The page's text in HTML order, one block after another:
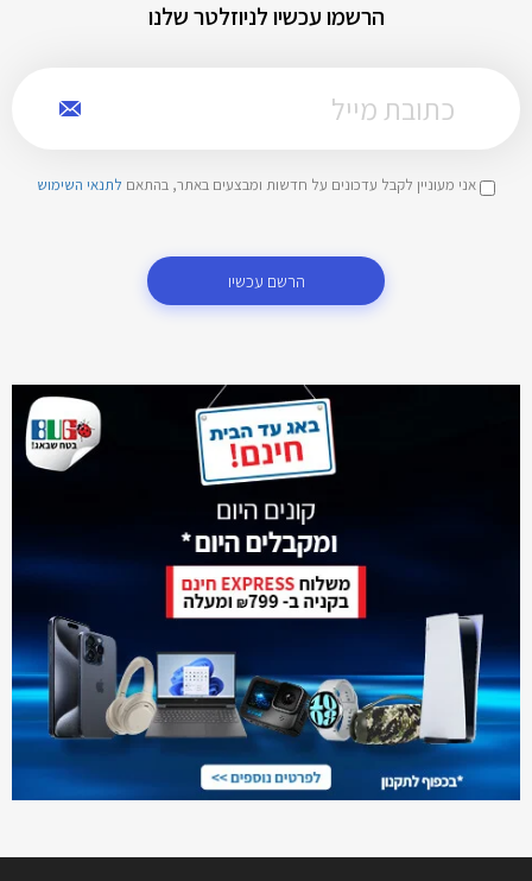
הרשמו עכשיו לניוזלטר שלנו
אני מעוניין לקבל עדכונים על חדשות ומבצעים באתר, בהתאם לתנאי השימוש
הרשם עכשיו